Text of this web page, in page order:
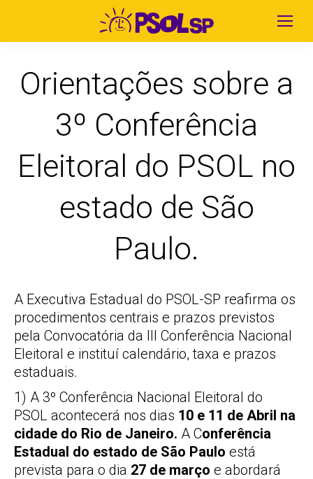
Orientações sobre a
3º Conferência
Eleitoral do PSOL no
estado de São
Paulo.
A Executiva Estadual do PSOL-SP reafirma os
procedimentos centrais e prazos previstos
pela Convocatória da III Conferência Nacional
Eleitoral e instituí calendário, taxa e prazos
estaduais.
1) A 3º Conferência Nacional Eleitoral do
PSOL acontecerá nos dias 10 e 11 de Abril na
cidade do Rio de Janeiro. A Conferência
Estadual do estado de São Paulo está
prevista para o dia 27 de março e abordará